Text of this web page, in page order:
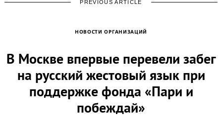
PREVIOUS ARTICLE
НОВОСТИ ОРГАНИЗАЦИЙ
В Москве впервые перевели забег
на русский жестовый язык при
поддержке фонда «Пари и
побеждай»